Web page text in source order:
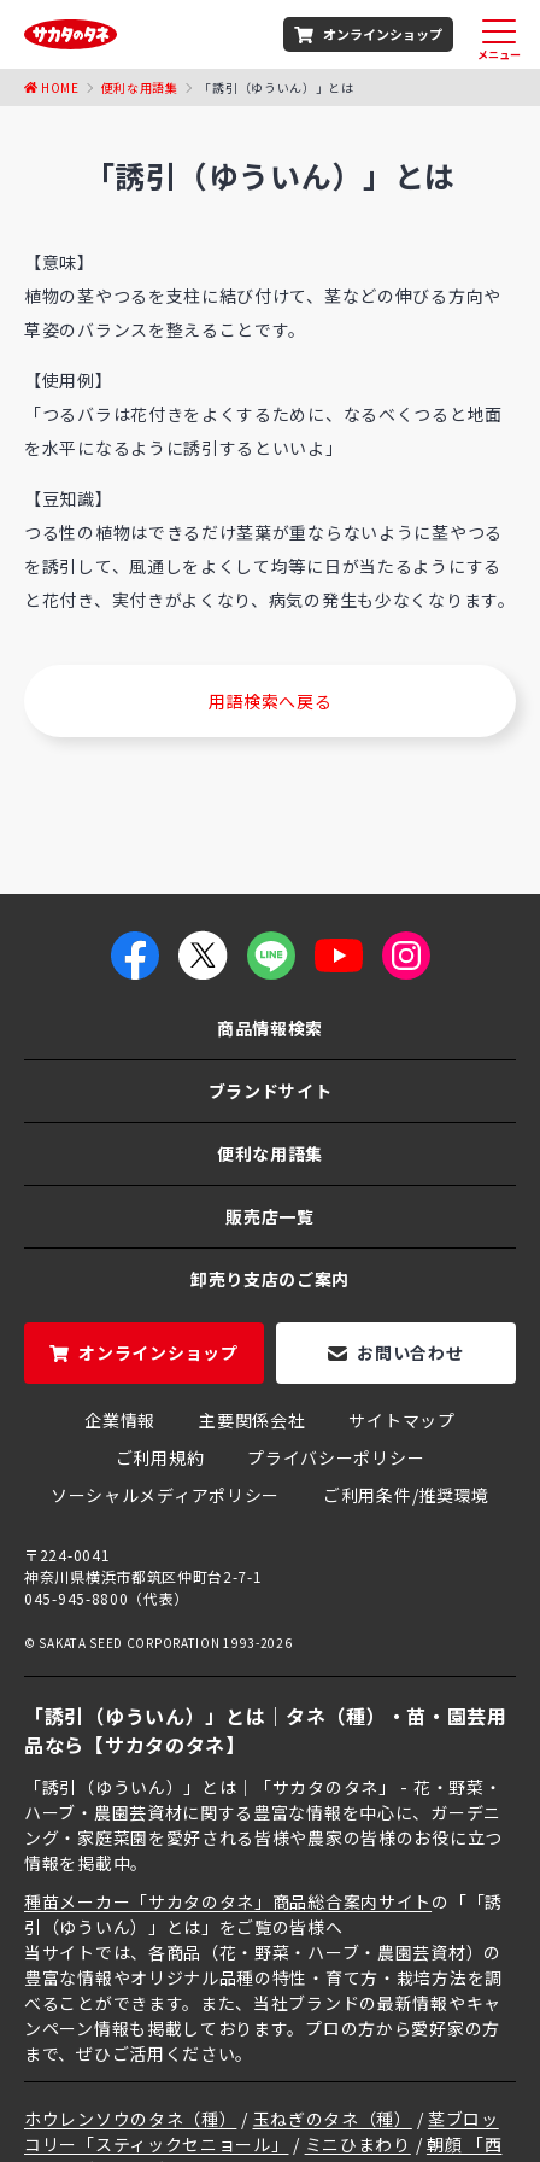
「誘引（ゆういん）」とは｜タネ（種）・苗・園芸用
品なら【サカタのタネ】
「誘引（ゆういん）」とは｜「サカタのタネ」 - 花・野菜・
ハーブ・農園芸資材に関する豊富な情報を中心に、ガーデニ
ング・家庭菜園を愛好される皆様や農家の皆様のお役に立つ
情報を掲載中。
種苗メーカー「サカタのタネ」商品総合案内サイト の「「誘
引（ゆういん）」とは」をご覧の皆様へ
当サイトでは、各商品（花・野菜・ハーブ・農園芸資材）の
豊富な情報やオリジナル品種の特性・育て方・栽培方法を調
べることができます。また、当社ブランドの最新情報やキャ
ンペーン情報も掲載しております。プロの方から愛好家の方
まで、ぜひご活用ください。
ホウレンソウのタネ（種） 玉ねぎのタネ（種）
茎ブロッ
コリー「スティックセニョール」
ミニひまわり
朝顔 「西
オンラインショップ
メニュー
HOME 便利な用語集 「誘引（ゆういん）」とは
「誘引（ゆういん）」とは
【意味】
植物の茎やつるを支柱に結び付けて、茎などの伸びる方向や
草姿のバランスを整えることです。
【使用例】
「つるバラは花付きをよくするために、なるべくつると地面
を水平になるように誘引するといいよ」
【豆知識】
つる性の植物はできるだけ茎葉が重ならないように茎やつる
を誘引して、風通しをよくして均等に日が当たるようにする
と花付き、実付きがよくなり、病気の発生も少なくなります。
用語検索へ戻る
商品情報検索
ブランドサイト
便利な用語集
販売店一覧
卸売り支店のご案内
オンラインショップ お問い合わせ
企業情報 主要関係会社
サイトマップ
ご利用規約
プライバシーポリシー
ソーシャルメディアポリシー
ご利用条件/推奨環境
〒224-0041
神奈川県横浜市都筑区仲町台2-7-1
045-945-8800（代表）
© SAKATA SEED CORPORATION 1993-2026